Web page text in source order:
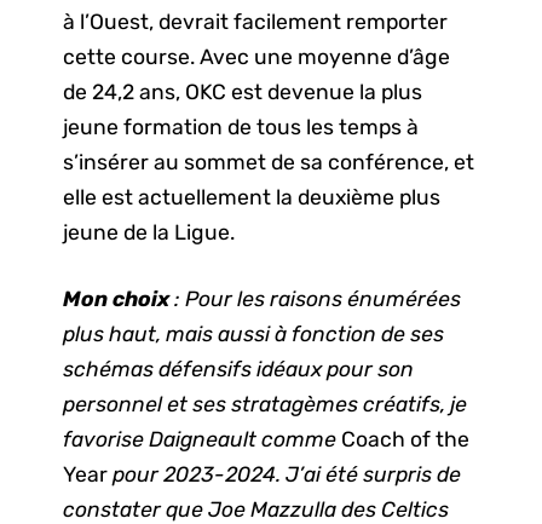
à l’Ouest, devrait facilement remporter
cette course. Avec une moyenne d’âge
de 24,2 ans, OKC est devenue la plus
jeune formation de tous les temps à
s’insérer au sommet de sa conférence, et
elle est actuellement la deuxième plus
jeune de la Ligue.
Mon choix: Pour les raisons énumérées
plus haut, mais aussi à fonction de ses
schémas défensifs idéaux pour son
personnel et ses stratagèmes créatifs, je
favorise Daigneault comme Coach of the
Year pour 2023-2024. J’ai été surpris de
constater que Joe Mazzulla des Celtics